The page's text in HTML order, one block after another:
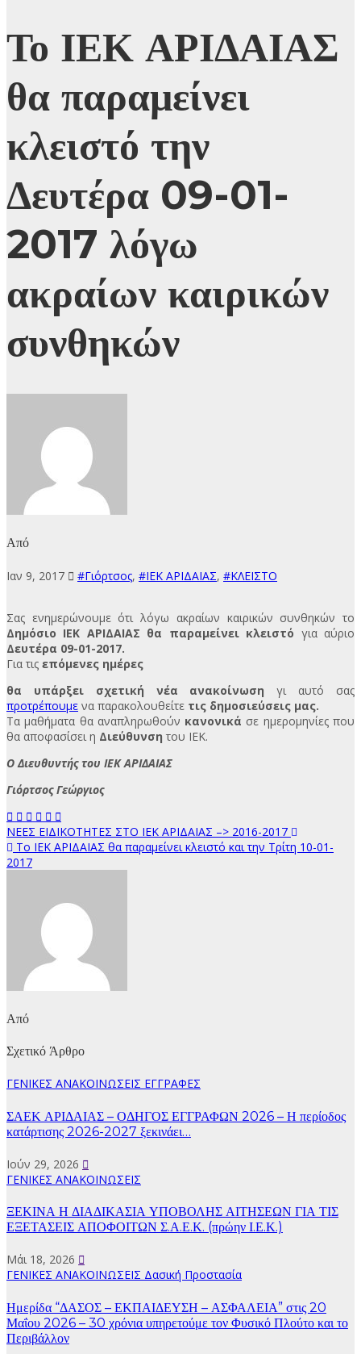
Το ΙΕΚ ΑΡΙΔΑΙΑΣ
θα παραμείνει
κλειστό την
Δευτέρα 09-01-
2017 λόγω
ακραίων καιρικών
συνθηκών
Από
Ιαν 9, 2017 #Γιόρτσος, #ΙΕΚ ΑΡΙΔΑΙΑΣ, #ΚΛΕΙΣΤΟ
Σας ενημερώνουμε ότι λόγω ακραίων καιρικών συνθηκών το
Δημόσιο ΙΕΚ ΑΡΙΔΑΙΑΣ θα παραμείνει κλειστό για αύριο
Δευτέρα 09-01-2017.
Για τις επόμενες ημέρες
θα υπάρξει σχετική νέα ανακοίνωση γι αυτό σας
προτρέπουμε να παρακολουθείτε τις δημοσιεύσεις μας.
Τα μαθήματα θα αναπληρωθούν κανονικά σε ημερομηνίες που
θα αποφασίσει η Διεύθυνση του ΙΕΚ.
Ο Διευθυντής του ΙΕΚ ΑΡΙΔΑΙΑΣ
Γιόρτσος Γεώργιος
Πλοήγηση
άρθρων
ΝΕΕΣ ΕΙΔΙΚΟΤΗΤΕΣ ΣΤΟ ΙΕΚ ΑΡΙΔΑΙΑΣ –> 2016-2017
Το ΙΕΚ ΑΡΙΔΑΙΑΣ θα παραμείνει κλειστό και την Τρίτη 10-01-
2017
Από
Σχετικό Άρθρο
ΓΕΝΙΚΕΣ ΑΝΑΚΟΙΝΩΣΕΙΣ ΕΓΓΡΑΦΕΣ
ΣΑΕΚ ΑΡΙΔΑΙΑΣ – ΟΔΗΓΟΣ ΕΓΓΡΑΦΩΝ 2026 – Η περίοδος
κατάρτισης 2026-2027 ξεκινάει…
Ιούν 29, 2026
ΓΕΝΙΚΕΣ ΑΝΑΚΟΙΝΩΣΕΙΣ
ΞΕΚΙΝΑ Η ΔΙΑΔΙΚΑΣΙΑ ΥΠΟΒΟΛΗΣ ΑΙΤΗΣΕΩΝ ΓΙΑ ΤΙΣ
ΕΞΕΤΑΣΕΙΣ ΑΠΟΦΟΙΤΩΝ Σ.Α.Ε.Κ. (πρώην Ι.Ε.Κ.)
Μάι 18, 2026
ΓΕΝΙΚΕΣ ΑΝΑΚΟΙΝΩΣΕΙΣ Δασική Προστασία
Ημερίδα “ΔΑΣΟΣ – ΕΚΠΑΙΔΕΥΣΗ – ΑΣΦΑΛΕΙΑ” στις 20
Μαΐου 2026 – 30 χρόνια υπηρετούμε τον Φυσικό Πλούτο και το
Περιβάλλον